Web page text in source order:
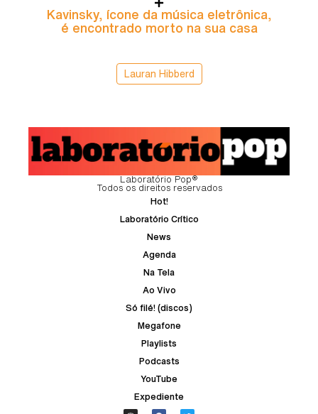
Kavinsky, ícone da música eletrônica,
é encontrado morto na sua casa
Lauran Hibberd
Laboratório Pop®
Todos os direitos reservados
Hot!
Laboratório Crítico
News
Agenda
Na Tela
Ao Vivo
Só filé! (discos)
Megafone
Playlists
Podcasts
YouTube
Expediente